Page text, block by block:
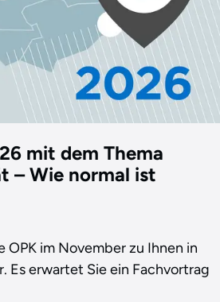
mit dem Thema
– Wie normal ist
OPK im November zu Ihnen in
Es erwartet Sie ein Fachvortrag